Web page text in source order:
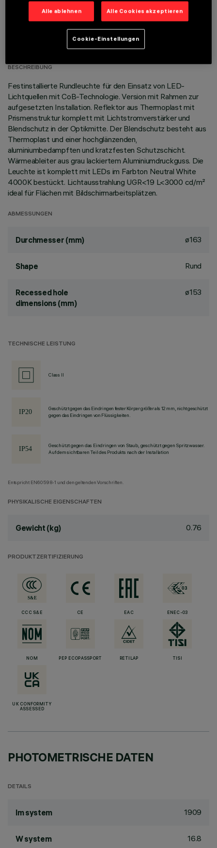
TECHNISCHE DATEN
LETZTES UPDATE: 06.08.2026
BESCHREIBUNG
Festinstallierte Rundleuchte für den Einsatz von LED-
Lichtquellen mit CoB-Technologie. Version mit Rahmen zur
aufgesetzten Installation. Reflektor aus Thermoplast mit
Prismenstruktur komplett mit Lichtstromverstärker und
Blendschutz in der Optikmitte. Der Blendschutz besteht aus
Thermoplast und einer hochglänzenden,
aluminiumbedampften und kratzfesten Schutzschicht.
Wärmeableiter aus grau lackiertem Aluminiumdruckguss. Die
Leuchte ist komplett mit LEDs im Farbton Neutral White
4000K bestückt. Lichtausstrahlung UGR<19 L<3000 cd/m²
ideal für Flächen mit Bildschirmarbeitsplätzen.
ABMESSUNGEN
Durchmesser (mm) ø163
Shape Rund
Recessed hole
dimensions (mm)
ø153
TECHNISCHE LEISTUNG
Class II
Geschützt gegen das Eindringen fester Körper größer als 12 mm, nicht geschützt
gegen das Eindringen von Flüssigkeiten.
Geschützt gegen das Eindringen von Staub, geschützt gegen Spritzwasser.
Auf dem sichtbaren Teil des Produkts nach der Installation
Entspricht EN60598-1 und den geltenden Vorschriften.
PHYSIKALISCHE EIGENSCHAFTEN
Gewicht (kg) 0.76
PRODUKTZERTIFIZIERUNG
CCC S&E CE EAC ENEC-03
NOM PEP ECOPASSPORT RETILAP TISI
UK CONFORMITY
ASSESSED
PHOTOMETRISCHE DATEN
DETAILS
lm system 1909
W system 16.8
Alle ablehnen Alle Cookies akzeptieren
Cookie-Einstellungen